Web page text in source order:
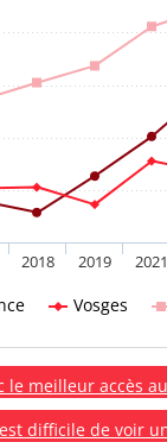
Vosges
2018 2019 2021
le meilleur accès
difficile de voir